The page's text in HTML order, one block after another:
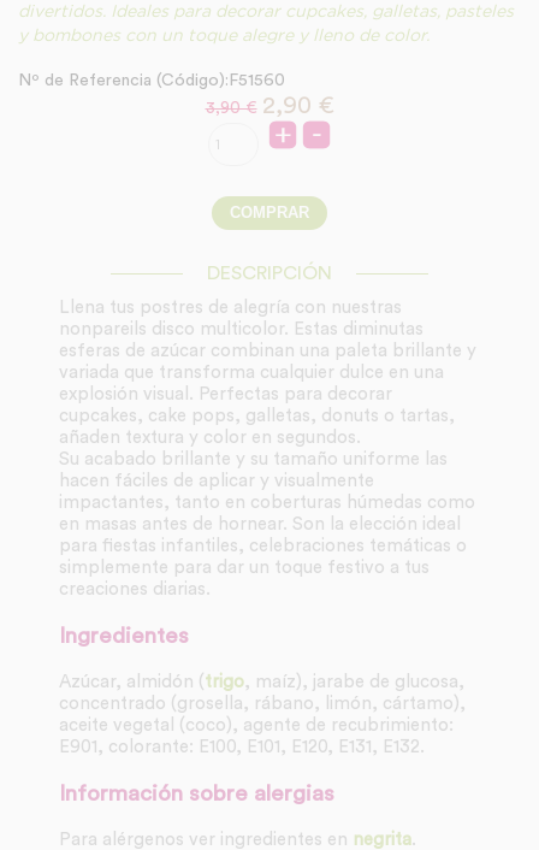
divertidos. Ideales para decorar cupcakes, galletas, pasteles
y bombones con un toque alegre y lleno de color.
Nº de Referencia (Código):F51560
3,90 € 2,90 €
DESCRIPCIÓN
Llena tus postres de alegría con nuestras
nonpareils disco multicolor. Estas diminutas
esferas de azúcar combinan una paleta brillante y
variada que transforma cualquier dulce en una
explosión visual. Perfectas para decorar
cupcakes, cake pops, galletas, donuts o tartas,
añaden textura y color en segundos.
Su acabado brillante y su tamaño uniforme las
hacen fáciles de aplicar y visualmente
impactantes, tanto en coberturas húmedas como
en masas antes de hornear. Son la elección ideal
para fiestas infantiles, celebraciones temáticas o
simplemente para dar un toque festivo a tus
creaciones diarias.
Ingredientes
Azúcar, almidón ( trigo, maíz), jarabe de glucosa,
concentrado (grosella, rábano, limón, cártamo),
aceite vegetal (coco), agente de recubrimiento:
E901, colorante: E100, E101, E120, E131, E132.
Información sobre alergias
Para alérgenos ver ingredientes en negrita.